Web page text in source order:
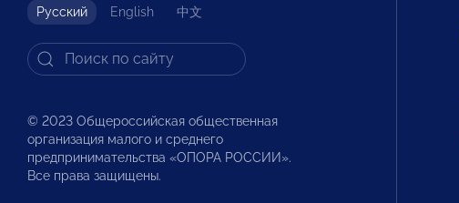
Русский English 中文
© 2023 Общероссийская общественная
организация малого и среднего
предпринимательства «ОПОРА РОССИИ».
Все права защищены.